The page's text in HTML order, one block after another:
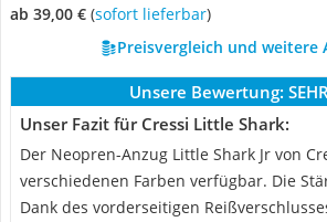
ab 39,00 € ( Sofort lieferbar)
Preisvergleich und weitere
Unsere Bewertung:
Unser Fazit für Cressi Little Shark:
Der Neopren-Anzug Little Shark Jr von
verschiedenen Farben verfügbar. Die
Dank des vorderseitigen